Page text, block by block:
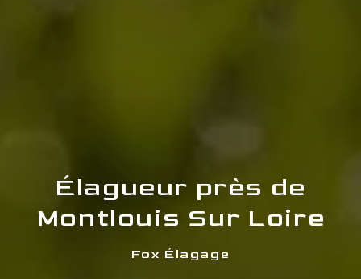
Élagueur près de
Montlouis Sur Loire
Fox Élagage